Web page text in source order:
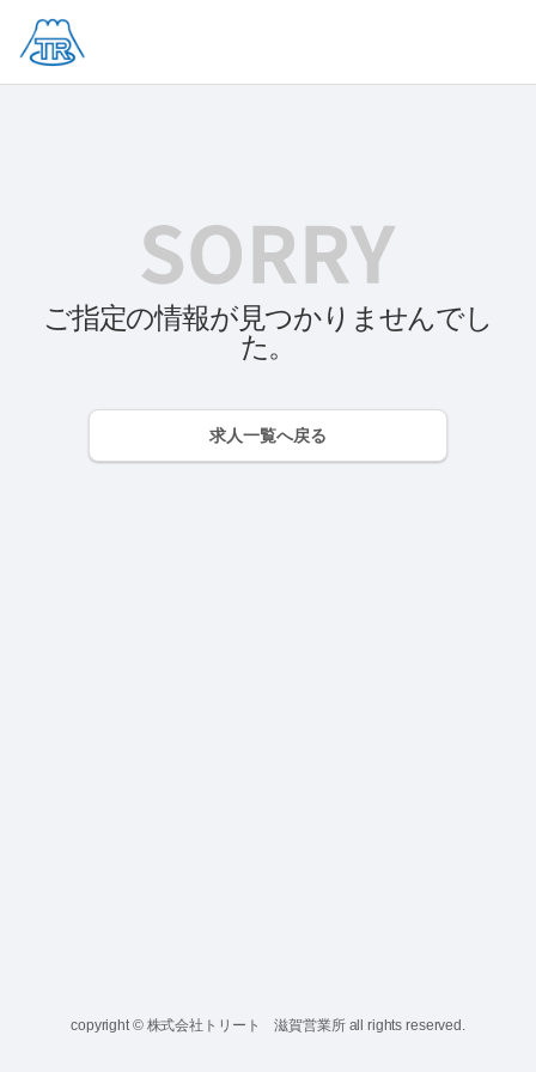
ご指定の情報が見つかりませんでし
た。
求人一覧へ戻る
copyright © 株式会社トリート 滋賀営業所 all rights reserved.